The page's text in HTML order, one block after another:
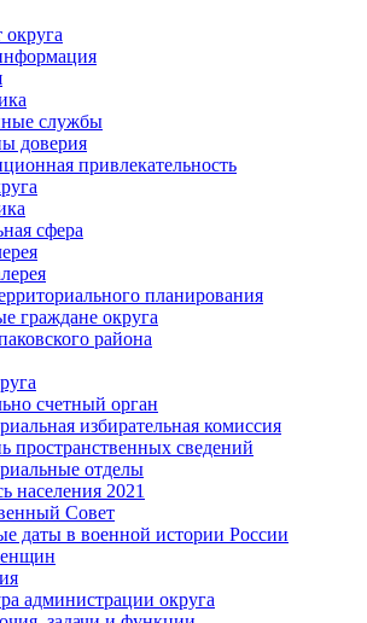
службы
доверия
привлекательность
сфера
планирования
граждане округа
района
счетный орган
избирательная комиссия
пространственных сведений
отделы
населения 2021
Совет
даты в военной истории России
администрации округа